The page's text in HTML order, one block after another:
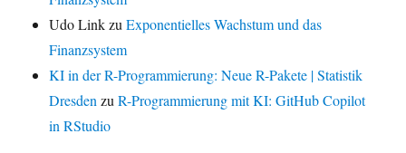
Udo LinkzuExponentielles Wachstum und das
Finanzsystem
KI in der R-Programmierung: Neue R-Pakete | Statistik
DresdenzuR-Programmierung mit KI: GitHub Copilot
in RStudio